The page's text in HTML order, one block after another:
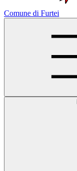
Comune di Furtei